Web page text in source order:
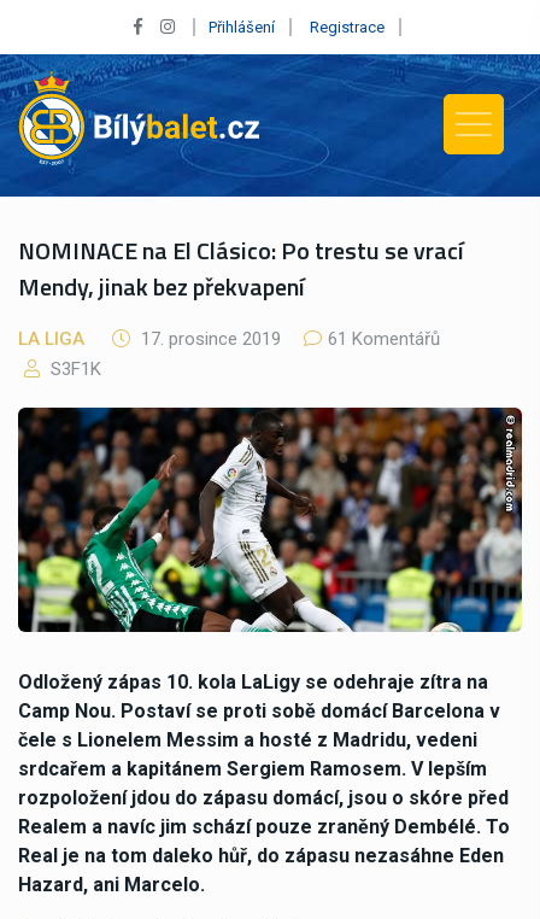
Přihlášení Registrace
NOMINACE na El Clásico: Po trestu se vrací
Mendy, jinak bez překvapení
LA LIGA 17. prosince 2019
61 Komentářů
S3F1K
Odložený zápas 10. kola LaLigy se odehraje zítra na
Camp Nou. Postaví se proti sobě domácí Barcelona v
čele s Lionelem Messim a hosté z Madridu, vedeni
srdcařem a kapitánem Sergiem Ramosem. V lepším
rozpoložení jdou do zápasu domácí, jsou o skóre před
Realem a navíc jim schází pouze zraněný Dembélé. To
Real je na tom daleko hůř, do zápasu nezasáhne Eden
Hazard, ani Marcelo.